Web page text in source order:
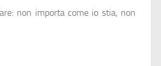
non importa come io stia, non